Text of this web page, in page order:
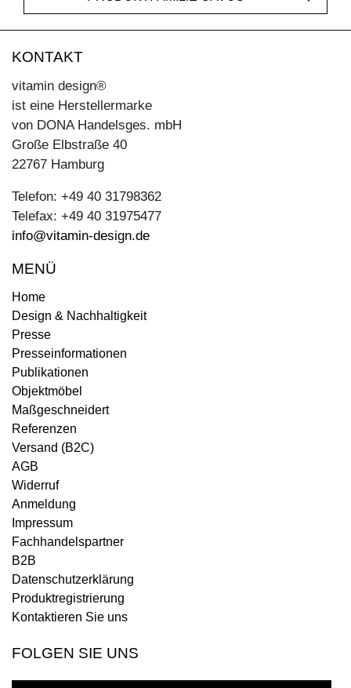
KONTAKT
vitamin design®
ist eine Herstellermarke
von DONA Handelsges. mbH
Große Elbstraße 40
22767 Hamburg
Telefon: +49 40 31798362
Telefax: +49 40 31975477
info@vitamin-design.de
MENÜ
Home
Design & Nachhaltigkeit
Presse
Presseinformationen
Publikationen
Objektmöbel
Maßgeschneidert
Referenzen
Versand (B2C)
AGB
Widerruf
Anmeldung
Impressum
Fachhandelspartner
B2B
Datenschutzerklärung
Produktregistrierung
Kontaktieren Sie uns
FOLGEN SIE UNS